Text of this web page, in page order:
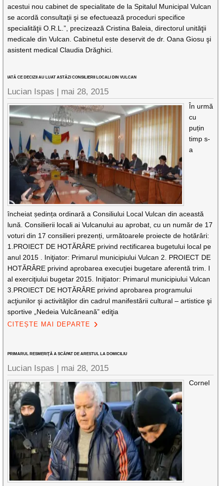
acestui nou cabinet de specialitate de la Spitalul Municipal Vulcan
se acordă consultaţii şi se efectuează proceduri specifice
specialităţii O.R.L.”, precizează Cristina Baleia, directorul unităţii
medicale din Vulcan. Cabinetul este deservit de dr. Oana Giosu şi
asistent medical Claudia Drăghici.
IATĂ CE DECIZII AU LUAT ASTĂZI CONSILIERII LOCALI DIN VULCAN
Lucian Ispas | mai 28, 2015
În urmă
cu
puțin
timp s-
a
încheiat ședința ordinară a Consiliului Local Vulcan din această
lună. Consilierii locali ai Vulcanului au aprobat, cu un număr de 17
voturi din 17 consilieri prezenți, următoarele proiecte de hotărâri:
1.PROIECT DE HOTĂRÂRE privind rectificarea bugetului local pe
anul 2015 . Iniţiator: Primarul municipiului Vulcan 2. PROIECT DE
HOTĂRÂRE privind aprobarea execuţiei bugetare aferentă trim. I
al exerciţiului bugetar 2015. Iniţiator: Primarul municipiului Vulcan
3.PROIECT DE HOTĂRÂRE privind aprobarea programului
acţiunilor şi activităţilor din cadrul manifestării cultural – artistice şi
sportive „Nedeia Vulcăneană” ediţia
CITEȘTE MAI DEPARTE
PRIMARUL RESMERIŢĂ A SCĂPAT DE ARESTUL LA DOMICILIU
Lucian Ispas | mai 28, 2015
Cornel